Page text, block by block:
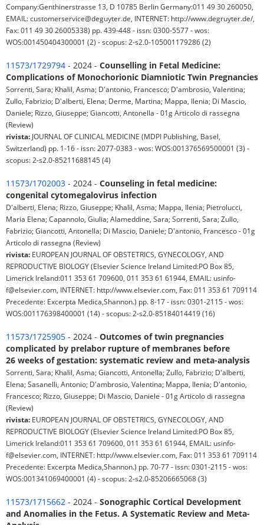
Company:Genthinerstrasse 13, D 10785 Berlin Germany:011 49 30 260050,
EMAIL: customerservice@deguyter.de, INTERNET: http://www.degruyter.de/,
Fax: 011 49 30 26005338) pp. 439-448 - issn: 0300-5577 - wos:
WOS:001450404300001 (2) - scopus: 2-s2.0-105001179286 (2)
11573/1729794 - 2024 - Counselling in Fetal Medicine:
Complications of Monochorionic Diamniotic Twin Pregnancies
Sorrenti, Sara; Khalil, Asma; D'antonio, Francesco; D'ambrosio, Valentina;
Zullo, Fabrizio; D'alberti, Elena; Derme, Martina; Mappa, Ilenia; Di Mascio,
Daniele; Rizzo, Giuseppe; Giancotti, Antonella - 01g Articolo di rassegna
(Review)
rivista: JOURNAL OF CLINICAL MEDICINE (MDPI Publishing, Basel,
Switzerland) pp. 1-16 - issn: 2077-0383 - wos: WOS:001376569500001 (3) -
scopus: 2-s2.0-85211688145 (4)
11573/1702003 - 2024 - Counseling in fetal medicine:
congenital cytomegalovirus infection
D'alberti, Elena; Rizzo, Giuseppe; Khalil, Asma; Mappa, Ilenia; Pietrolucci,
Maria Elena; Capannolo, Giulia; Alameddine, Sara; Sorrenti, Sara; Zullo,
Fabrizio; Giancotti, Antonella; Di Mascio, Daniele; D'antonio, Francesco - 01g
Articolo di rassegna (Review)
rivista: EUROPEAN JOURNAL OF OBSTETRICS, GYNECOLOGY, AND
REPRODUCTIVE BIOLOGY (Elsevier Science Ireland Limited:PO Box 85,
Limerick Ireland:011 353 61 709600, 011 353 61 61944, EMAIL: usinfo-
f@elsevier.com, INTERNET: http://www.elsevier.com, Fax: 011 353 61 709114
Precedente: Excerpta Medica,Shannon.) pp. 8-17 - issn: 0301-2115 - wos:
WOS:001176398400001 (14) - scopus: 2-s2.0-85184014419 (16)
11573/1725905 - 2024 - Outcomes of twin pregnancies
complicated by prelabor rupture of membranes before
26 weeks of gestation: systematic review and meta-analysis
Sorrenti, Sara; Khalil, Asma; Giancotti, Antonella; Zullo, Fabrizio; D'alberti,
Elena; Sasanelli, Antonio; D'ambrosio, Valentina; Mappa, Ilenia; D'antonio,
Francesco; Rizzo, Giuseppe; Di Mascio, Daniele - 01g Articolo di rassegna
(Review)
rivista: EUROPEAN JOURNAL OF OBSTETRICS, GYNECOLOGY, AND
REPRODUCTIVE BIOLOGY (Elsevier Science Ireland Limited:PO Box 85,
Limerick Ireland:011 353 61 709600, 011 353 61 61944, EMAIL: usinfo-
f@elsevier.com, INTERNET: http://www.elsevier.com, Fax: 011 353 61 709114
Precedente: Excerpta Medica,Shannon.) pp. 70-77 - issn: 0301-2115 - wos:
WOS:001341069400001 (4) - scopus: 2-s2.0-85206665068 (3)
11573/1715662 - 2024 - Sonographic Cortical Development
and Anomalies in the Fetus. A Systematic Review and Meta-